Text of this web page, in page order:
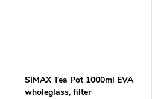
SIMAX Tea Pot 1000ml EVA
wholeglass, filter